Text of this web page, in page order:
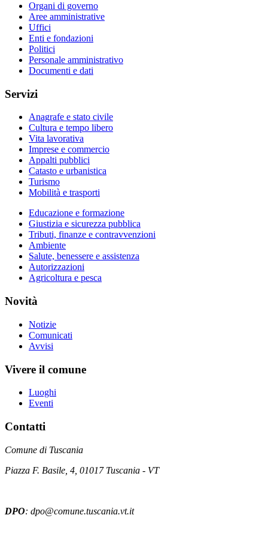
Organi di governo
Aree amministrative
Uffici
Enti e fondazioni
Politici
Personale amministrativo
Documenti e dati
Servizi
Anagrafe e stato civile
Cultura e tempo libero
Vita lavorativa
Imprese e commercio
Appalti pubblici
Catasto e urbanistica
Turismo
Mobilità e trasporti
Educazione e formazione
Giustizia e sicurezza pubblica
Tributi, finanze e contravvenzioni
Ambiente
Salute, benessere e assistenza
Autorizzazioni
Agricoltura e pesca
Novità
Notizie
Comunicati
Avvisi
Vivere il comune
Luoghi
Eventi
Contatti
Comune di Tuscania
Piazza F. Basile, 4, 01017 Tuscania - VT
DPO: dpo@comune.tuscania.vt.it